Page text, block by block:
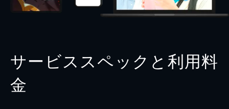
サービススペックと利用料
金